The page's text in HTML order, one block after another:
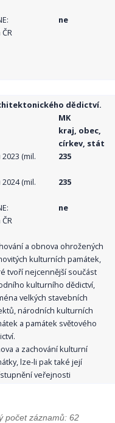
ne
dědictví.
MK
kraj, obec,
církev, stát
(mil.
235
(mil.
235
ne
a obnova ohrožených
kulturních památek,
tvoří nejcennější součást
kulturního dědictví,
velkých stavebních
národních kulturních
a památek světového
a zachování kulturní
lze-li pak také její
veřejnosti
počet záznamů: 62